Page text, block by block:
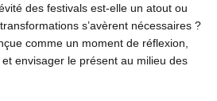
des festivals est-elle un atout ou
s’avèrent nécessaires ?
comme un moment de réflexion,
envisager le présent au milieu des